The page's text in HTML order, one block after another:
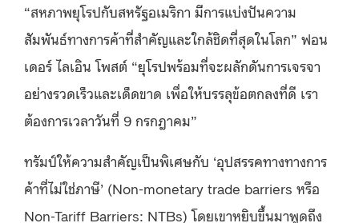
“สหภาพยุโรปกับสหรัฐอเมริกา มีการแบ่งปันความ
สัมพันธ์ทางการค้าที่สำคัญและใกล้ชิดที่สุดในโลก” ฟอน
เดอร์ ไลเอิน โพสต์ “ยุโรปพร้อมที่จะผลักดันการเจรจา
อย่างรวดเร็วและเด็ดขาด เพื่อให้บรรลุข้อตกลงที่ดี เรา
ต้องการเวลาวันที่ 9 กรกฎาคม”
ทรัมป์ให้ความสำคัญเป็นพิเศษกับ ‘อุปสรรคทางทางการ
ค้าที่ไม่ใช่ภาษี’ (Non-monetary trade barriers หรือ
Non-Tariff Barriers: NTBs) โดยเขาหยิบขึ้นมาพูดถึง